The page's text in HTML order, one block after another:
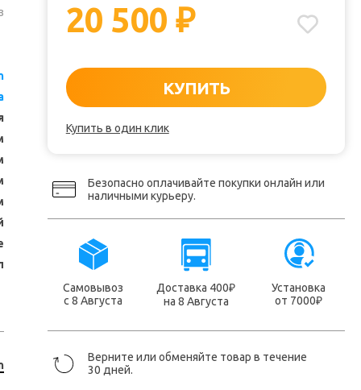
20 500₽
КУПИТЬ
Купить в один клик
Безопасно оплачивайте покупки онлайн или
наличными курьеру.
Самовывоз
с 8 Августа
Доставка 400₽
на 8 Августа
Установка
от 7000₽
Верните или обменяйте товар в течение
30 дней.